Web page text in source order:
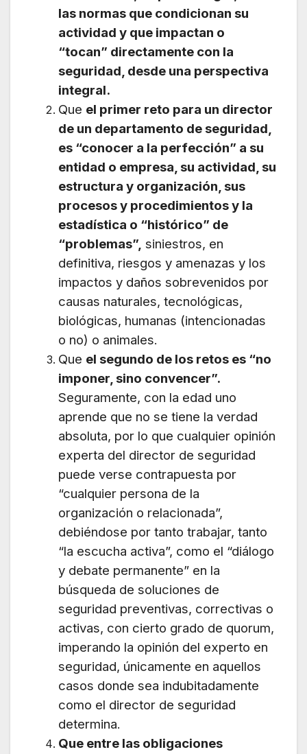
las normas que condicionan su
actividad y que impactan o
“tocan” directamente con la
seguridad, desde una perspectiva
integral.
Que el primer reto para un director
de un departamento de seguridad,
es “conocer a la perfección” a su
entidad o empresa, su actividad, su
estructura y organización, sus
procesos y procedimientos y la
estadística o “histórico” de
“problemas”, siniestros, en
definitiva, riesgos y amenazas y los
impactos y daños sobrevenidos por
causas naturales, tecnológicas,
biológicas, humanas (intencionadas
o no) o animales.
Que el segundo de los retos es “no
imponer, sino convencer”.
Seguramente, con la edad uno
aprende que no se tiene la verdad
absoluta, por lo que cualquier opinión
experta del director de seguridad
puede verse contrapuesta por
“cualquier persona de la
organización o relacionada”,
debiéndose por tanto trabajar, tanto
“la escucha activa”, como el “diálogo
y debate permanente” en la
búsqueda de soluciones de
seguridad preventivas, correctivas o
activas, con cierto grado de quorum,
imperando la opinión del experto en
seguridad, únicamente en aquellos
casos donde sea indubitadamente
como el director de seguridad
determina.
Que entre las obligaciones